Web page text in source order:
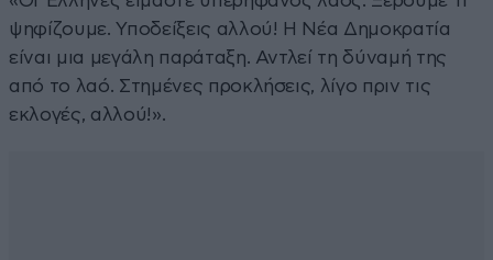
ψηφίζουμε. Υποδείξεις αλλού! Η Νέα Δημοκρατία
είναι μια μεγάλη παράταξη. Αντλεί τη δύναμή της
από το λαό. Στημένες προκλήσεις, λίγο πριν τις
εκλογές, αλλού!».